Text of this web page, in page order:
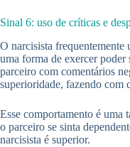
Sinal 6: uso de críticas e
O narcisista frequentemente
uma forma de exercer
parceiro com comentários
superioridade, fazendo com
Esse comportamento é uma
o parceiro se sinta
narcisista é superior.